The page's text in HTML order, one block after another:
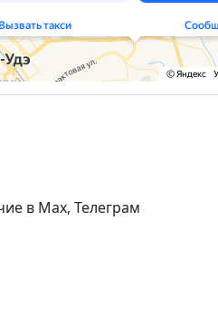
в Max, Телеграм